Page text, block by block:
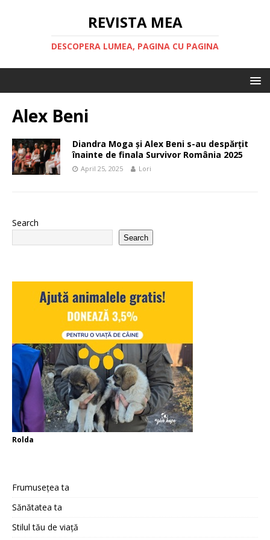
REVISTA MEA
DESCOPERA LUMEA, PAGINA CU PAGINA
Alex Beni
Diandra Moga și Alex Beni s-au despărțit
înainte de finala Survivor România 2025​
April 25, 2025 Lori
Search
Search
Rolda
Frumusețea ta
Sănătatea ta
Stilul tău de viață